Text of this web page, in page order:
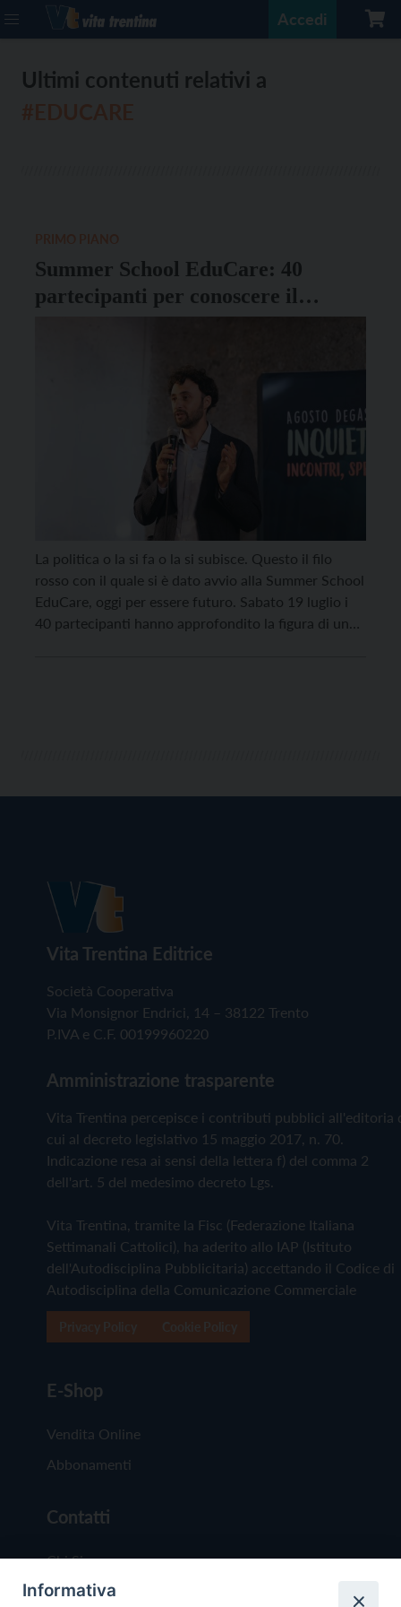
Accedi
Ultimi contenuti relativi a
Summer School EduCare: 40
partecipanti per conoscere il
pensiero di De Gasperi
La politica o la si fa o la si subisce. Questo il filo
rosso con il quale si è dato avvio alla Summer School
EduCare, oggi per essere futuro. Sabato 19 luglio i
40 partecipanti hanno approfondito la figura di uno
Vita Trentina Editrice
Società Cooperativa
Via Monsignor Endrici, 14 – 38122 Trento
P.IVA e C.F. 00199960220
Amministrazione trasparente
Vita Trentina percepisce i contributi pubblici all'editoria
cui al decreto legislativo 15 maggio 2017, n. 70.
Indicazione resa ai sensi della lettera f) del comma 2
dell'art. 5 del medesimo decreto Lgs.
Vita Trentina, tramite la Fisc (Federazione Italiana
Settimanali Cattolici), ha aderito allo IAP (Istituto
dell'Autodisciplina Pubblicitaria) accettando il Codice di
Autodisciplina della Comunicazione Commerciale
E-Shop
Vendita Online
Abbonamenti
Contatti
Chi Siamo
Redazione
Informativa